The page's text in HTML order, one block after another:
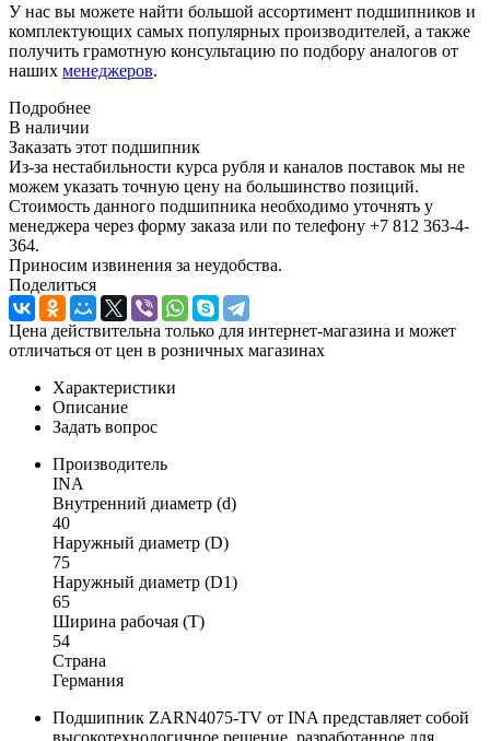
У нас вы можете найти большой ассортимент подшипников и
комплектующих самых популярных производителей, а также
получить грамотную консультацию по подбору аналогов от
наших менеджеров.
Подробнее
В наличии
Заказать этот подшипник
Из-за нестабильности курса рубля и каналов поставок мы не
можем указать точную цену на большинство позиций.
Стоимость данного подшипника необходимо уточнять у
менеджера через форму заказа или по телефону +7 812 363-4-
364.
Приносим извинения за неудобства.
Поделиться
Цена действительна только для интернет-магазина и может
отличаться от цен в розничных магазинах
Характеристики
Описание
Задать вопрос
Производитель
INA
Внутренний диаметр (d)
40
Наружный диаметр (D)
75
Наружный диаметр (D1)
65
Ширина рабочая (T)
54
Страна
Германия
Подшипник ZARN4075-TV от INA представляет собой
высокотехнологичное решение, разработанное для